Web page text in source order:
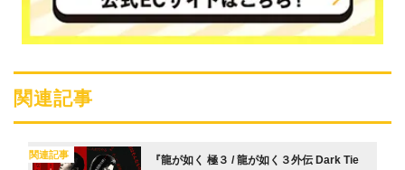
関連記事
関連記事 『龍が如く 極３ / 龍が如く３外伝 Dark Tie